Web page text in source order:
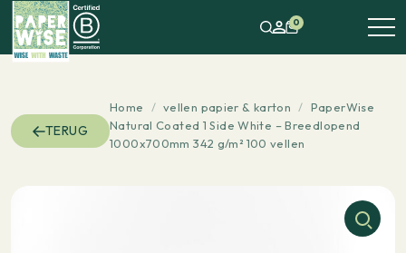
0
TERUG
Home / vellen papier & karton / PaperWise
Natural Coated 1 Side White – Breedlopend
1000x700mm 342 g/m² 100 vellen